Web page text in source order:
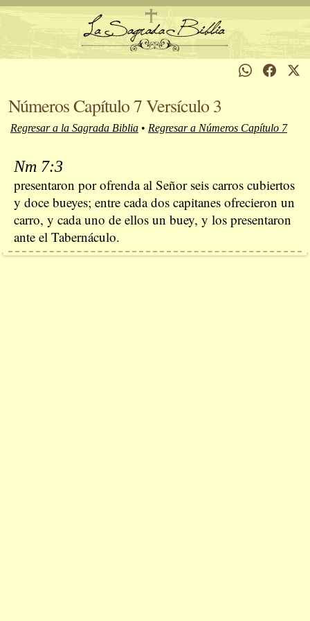
Números Capítulo 7 Versículo 3
Regresar a la Sagrada Biblia • Regresar a Números Capítulo 7
Nm 7:3
presentaron por ofrenda al Señor seis carros cubiertos
y doce bueyes; entre cada dos capitanes ofrecieron un
carro, y cada uno de ellos un buey, y los presentaron
ante el Tabernáculo.